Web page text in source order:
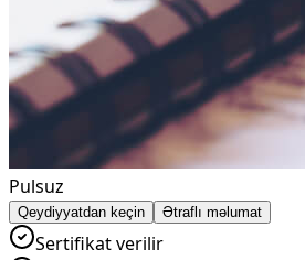
Pulsuz
Qeydiyyatdan keçin Ətraflı məlumat
Sertifikat verilir